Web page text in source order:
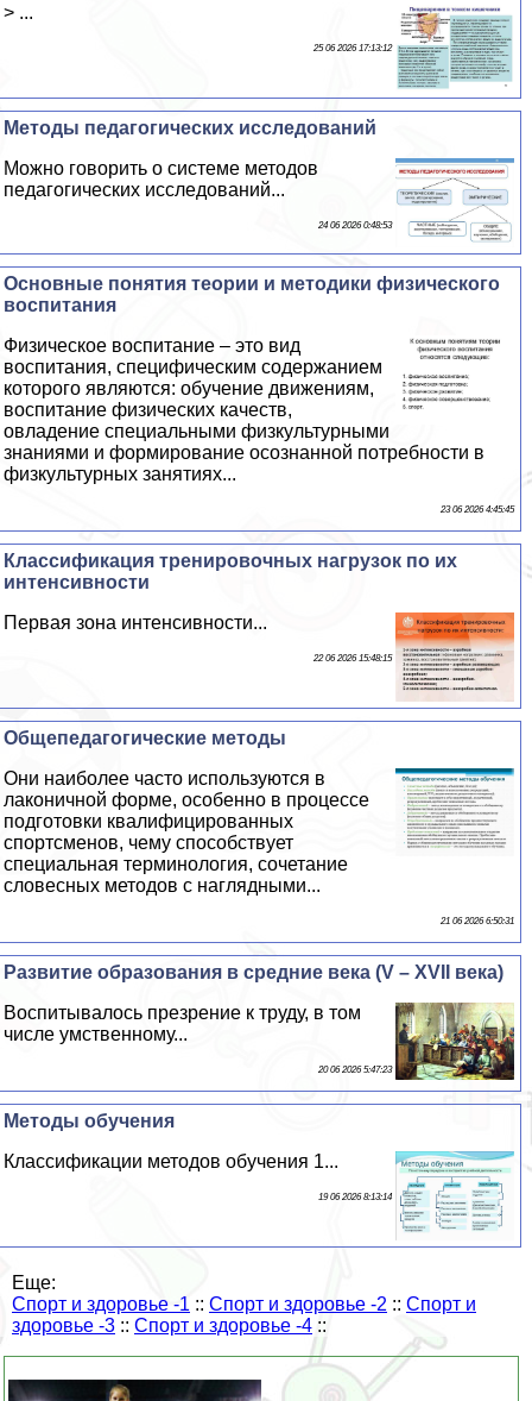
> ...
25 06 2026 17:13:12
Методы педагогических исследований
Можно говорить о системе методов
педагогических исследований...
24 06 2026 0:48:53
Основные понятия теории и методики физического
воспитания
Физическое воспитание – это вид
воспитания, специфическим содержанием
которого являются: обучение движениям,
воспитание физических качеств,
овладение специальными физкультурными
знаниями и формирование осознанной потребности в
физкультурных занятиях...
23 06 2026 4:45:45
Классификация тренировочных нагрузок по их
интенсивности
Первая зона интенсивности...
22 06 2026 15:48:15
Общепедагогические методы
Они наиболее часто используются в
лаконичной форме, особенно в процессе
подготовки квалифицированных
спортсменов, чему способствует
специальная терминология, сочетание
словесных методов с наглядными...
21 06 2026 6:50:31
Развитие образования в средние века (V – XVII века)
Воспитывалось презрение к труду, в том
числе умственному...
20 06 2026 5:47:23
Методы обучения
Классификации методов обучения 1...
19 06 2026 8:13:14
Еще:
Спорт и здоровье -1 :: Спорт и здоровье -2 :: Спорт и
здоровье -3 :: Спорт и здоровье -4 ::